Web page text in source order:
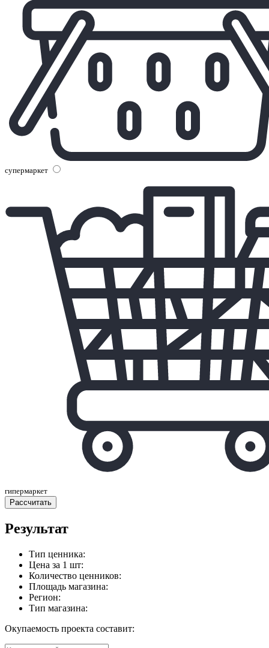
супермаркет
гипермаркет
Расcчитать
Результат
Тип ценника:
Цена за 1 шт:
Количество ценников:
Площадь магазина:
Регион:
Тип магазина:
Окупаемость проекта составит: